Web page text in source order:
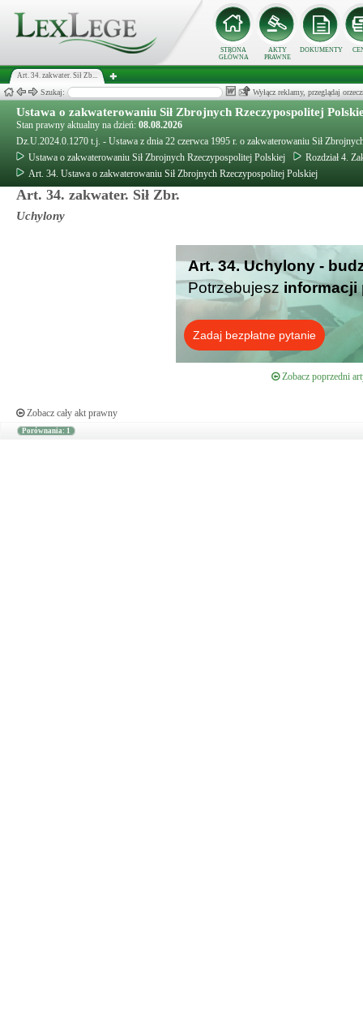
STRONA
GŁÓWNA
AKTY
PRAWNE
DOKUMENTY
Art. 34. zakwater. Sił Zb...
Szukaj: Wyłącz reklamy, przeglądaj
Ustawa o zakwaterowaniu Sił Zbrojnych Rzeczypospolitej
Stan prawny aktualny na dzień: 08.08.2026
Dz.U.2024.0.1270 t.j. - Ustawa z dnia 22 czerwca 1995 r. o zakwaterowaniu Sił
Ustawa o zakwaterowaniu Sił Zbrojnych Rzeczypospolitej Polskiej
Rozdział 4.
Art. 34. Ustawa o zakwaterowaniu Sił Zbrojnych Rzeczypospolitej Polskiej
Art. 34. zakwater. Sił Zbr.
Uchylony
Art. 34. Uchylony -
Potrzebujesz informacji
Zadaj bezpłatne pytanie
Zobacz poprzedni
Zobacz cały akt prawny
Porównania: 1